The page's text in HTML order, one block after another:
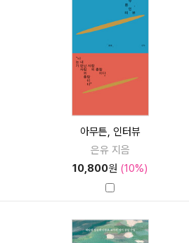
아무튼, 인터뷰
은유 지음
10,800원 (10%)